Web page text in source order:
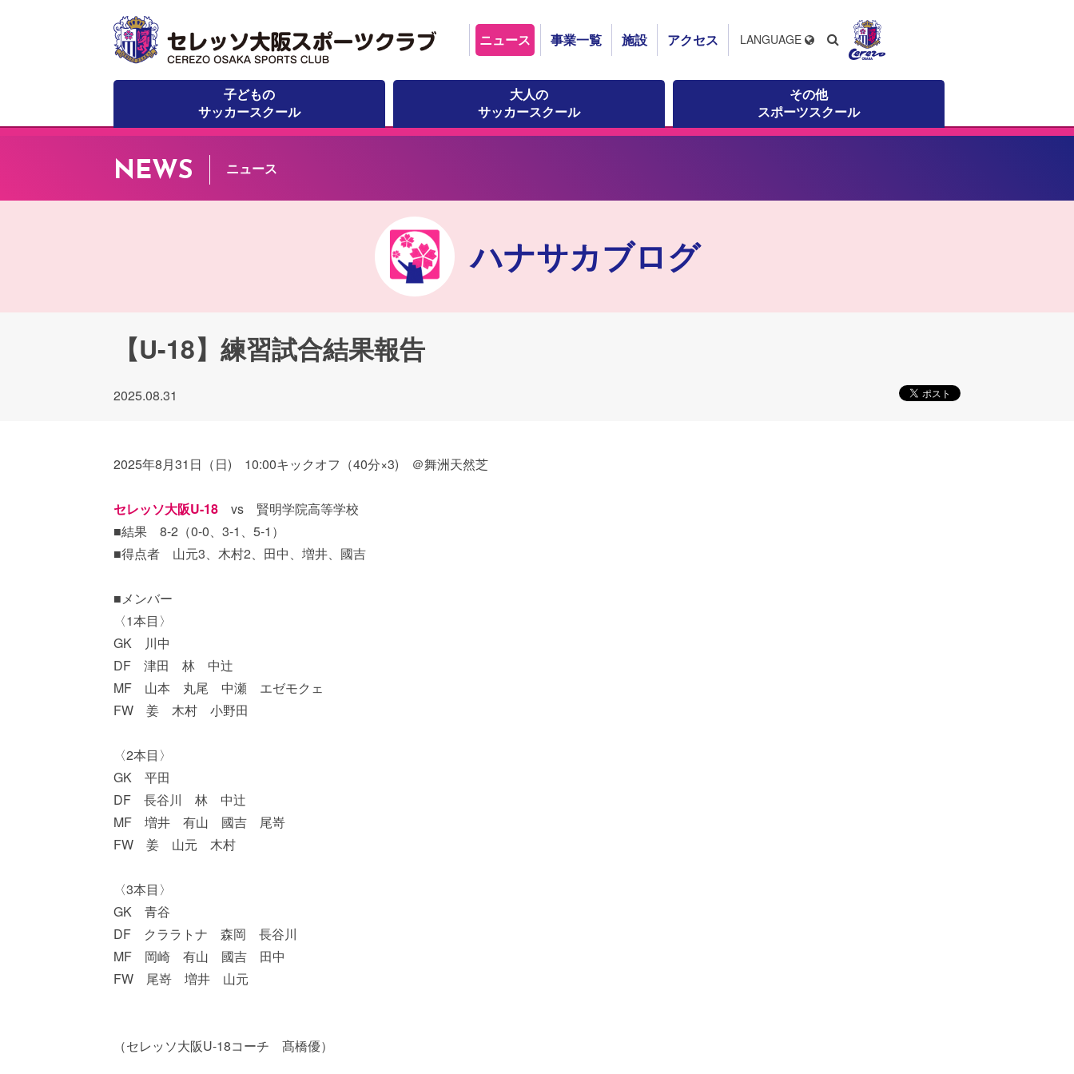
ニュース 事業一覧 施設 アクセス
子どもの
サッカースクール
大人の
サッカースクール
その他
スポーツスクール
LANGUAGE
NEWS ニュース
ハナサカブログ
【U-18】練習試合結果報告
2025.08.31
2025年8月31日（日) 10:00キックオフ（40分×3) ＠舞洲天然芝
セレッソ大阪U-18 vs 賢明学院高等学校
■結果 8-2（0-0、3-1、5-1）
■得点者 山元3、木村2、田中、増井、國吉
■メンバー
〈1本目〉
GK 川中
DF 津田 林 中辻
MF 山本 丸尾 中瀬 エゼモクェ
FW 姜 木村 小野田
〈2本目〉
GK 平田
DF 長谷川 林 中辻
MF 増井 有山 國吉 尾嵜
FW 姜 山元 木村
〈3本目〉
GK 青谷
DF クララトナ 森岡 長谷川
MF 岡崎 有山 國吉 田中
FW 尾嵜 増井 山元
（セレッソ大阪U-18コーチ 髙橋優）